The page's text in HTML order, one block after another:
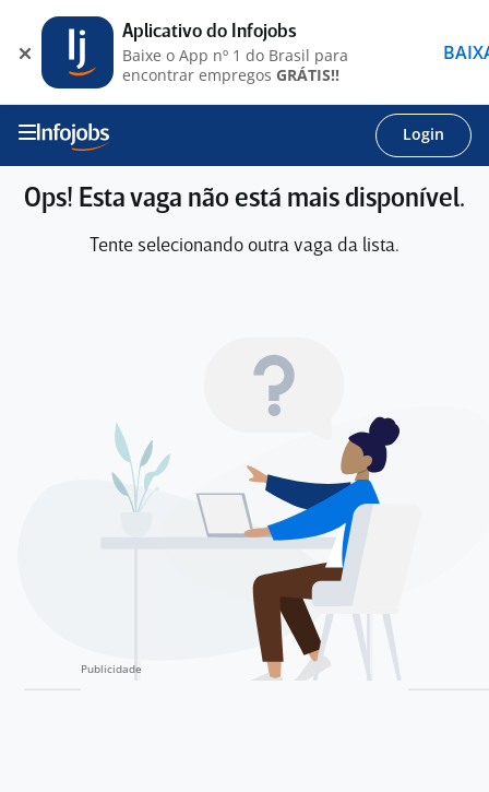
Login
Ops! Esta vaga não está mais disponível.
Tente selecionando outra vaga da lista.
Aplicativo do Infojobs
Baixe o App nº 1 do Brasil para
encontrar empregos GRÁTIS!!